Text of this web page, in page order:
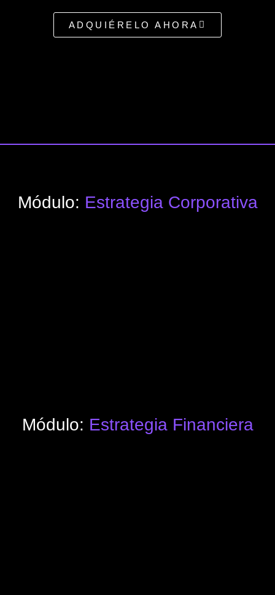
ADQUIÉRELO AHORA
Módulo: Estrategia Corporativa
Módulo: Estrategia Financiera